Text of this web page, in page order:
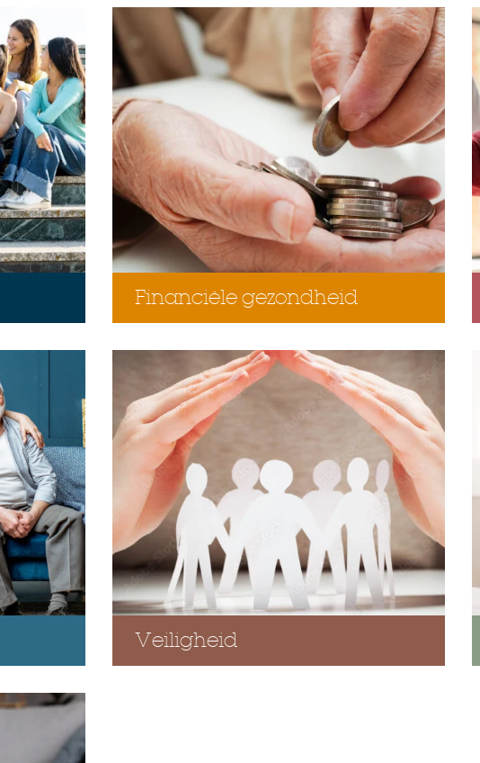
Financiële gezondheid
Veiligheid